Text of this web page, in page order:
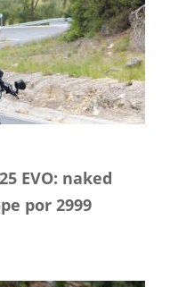
EVO: naked
por 2999